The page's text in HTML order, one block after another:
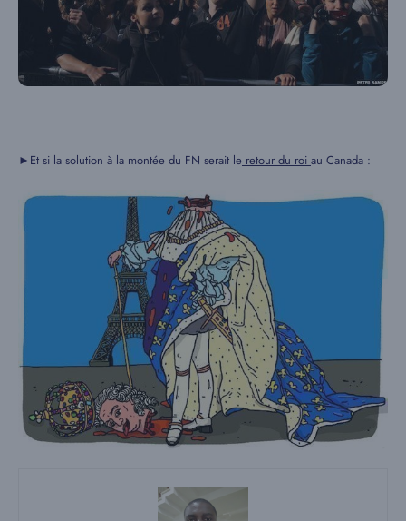
►Et si la solution à la montée du FN serait le retour du roi au Canada :